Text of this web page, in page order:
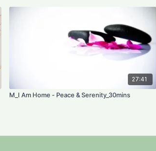
27:41
M_I Am Home - Peace & Serenity_30mins